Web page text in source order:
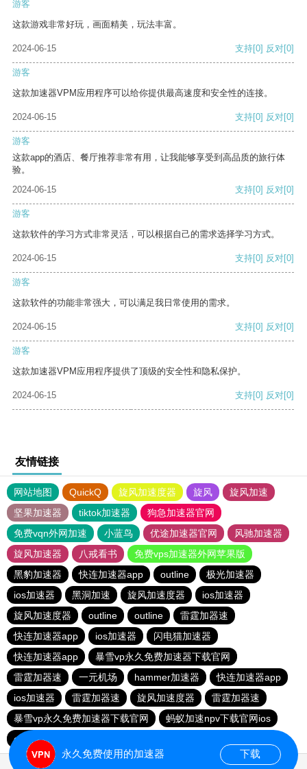
游客
这款游戏非常好玩，画面精美，玩法丰富。
2024-06-15 支持[0] 反对[0]
游客
这款加速器VPM应用程序可以给你提供最高速度和安全性的连接。
2024-06-15 支持[0] 反对[0]
游客
这款app的酒店、餐厅推荐非常有用，让我能够享受到高品质的旅行体
验。
2024-06-15
支持[0] 反对[0]
游客
这款软件的学习方式非常灵活，可以根据自己的需求选择学习方式。
2024-06-15 支持[0] 反对[0]
游客
这款软件的功能非常强大，可以满足我日常使用的需求。
2024-06-15 支持[0] 反对[0]
游客
这款加速器VPM应用程序提供了顶级的安全性和隐私保护。
2024-06-15 支持[0] 反对[0]
友情链接
网站地图 QuickQ 旋风加速度器 旋风
旋风加速
坚果加速器
tiktok加速器
狗急加速器官网
免费vqn外网加速
小蓝鸟 优途加速器官网
风驰加速器
旋风加速器
八戒看书
免费vps加速器外网苹果版
黑豹加速器
快连加速器app outline
极光加速器
ios加速器
黑洞加速 旋风加速度器
ios加速器
旋风加速度器
outline outline
雷霆加器速
快连加速器app
ios加速器
闪电猫加速器
快连加速器app
暴雪vp永久免费加速器下载官网
雷霆加器速
一元机场 hammer加速器
快连加速器app
ios加速器
雷霆加器速 旋风加速度器
雷霆加器速
暴雪vp永久免费加速器下载官网
蚂蚁加速npv下载官网ios
outline
永久免费使用的加速器 下载